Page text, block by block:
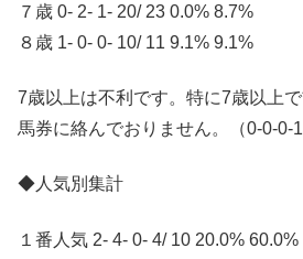
７歳 0- 2- 1- 20/ 23 0.0% 8.7%
８歳 1- 0- 0- 10/ 11 9.1% 9.1%
7歳以上は不利です。特に7歳以上
馬券に絡んでおりません。（0-0-0-
◆人気別集計
１番人気 2- 4- 0- 4/ 10 20.0% 60.0%